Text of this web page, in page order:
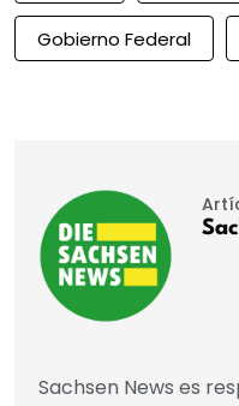
Gobierno Federal
Sachsen News es